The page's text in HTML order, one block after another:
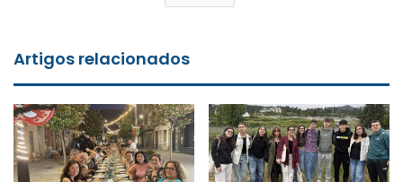
Artigos relacionados